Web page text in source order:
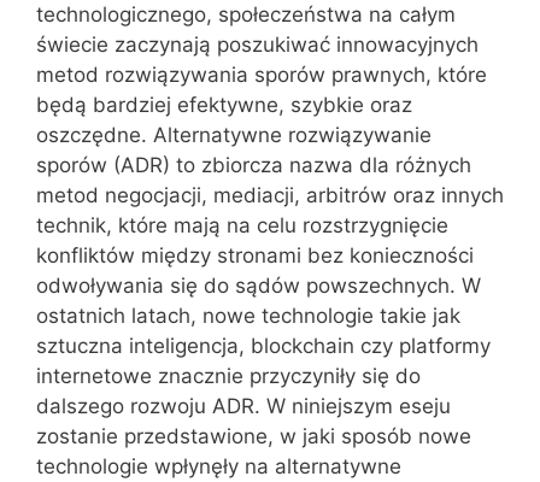
technologicznego, społeczeństwa na całym
świecie zaczynają poszukiwać innowacyjnych
metod rozwiązywania sporów prawnych, które
będą bardziej efektywne, szybkie oraz
oszczędne. Alternatywne rozwiązywanie
sporów (ADR) to zbiorcza nazwa dla różnych
metod negocjacji, mediacji, arbitrów oraz innych
technik, które mają na celu rozstrzygnięcie
konfliktów między stronami bez konieczności
odwoływania się do sądów powszechnych. W
ostatnich latach, nowe technologie takie jak
sztuczna inteligencja, blockchain czy platformy
internetowe znacznie przyczyniły się do
dalszego rozwoju ADR. W niniejszym eseju
zostanie przedstawione, w jaki sposób nowe
technologie wpłynęły na alternatywne